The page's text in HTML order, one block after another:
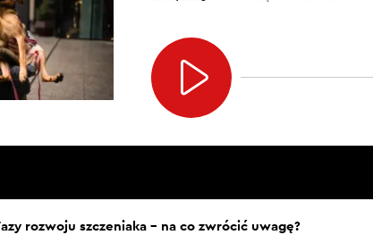
rozwoju szczeniaka – na co zwrócić uwagę?